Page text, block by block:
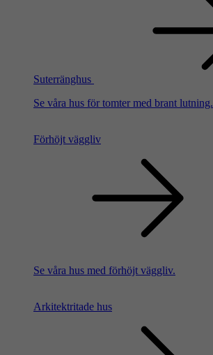
Suterränghus
Se våra hus för tomter med brant lutning.
Förhöjt väggliv
Se våra hus med förhöjt väggliv.
Arkitektritade hus